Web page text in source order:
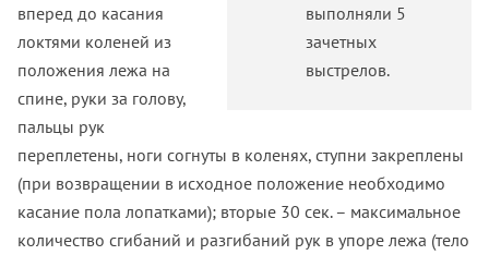
выполняли 5
зачетных
выстрелов.
вперед до касания
локтями коленей из
положения лежа на
спине, руки за голову,
пальцы рук
переплетены, ноги согнуты в коленях, ступни закреплены
(при возвращении в исходное положение необходимо
касание пола лопатками); вторые 30 сек. – максимальное
количество сгибаний и разгибаний рук в упоре лежа (тело